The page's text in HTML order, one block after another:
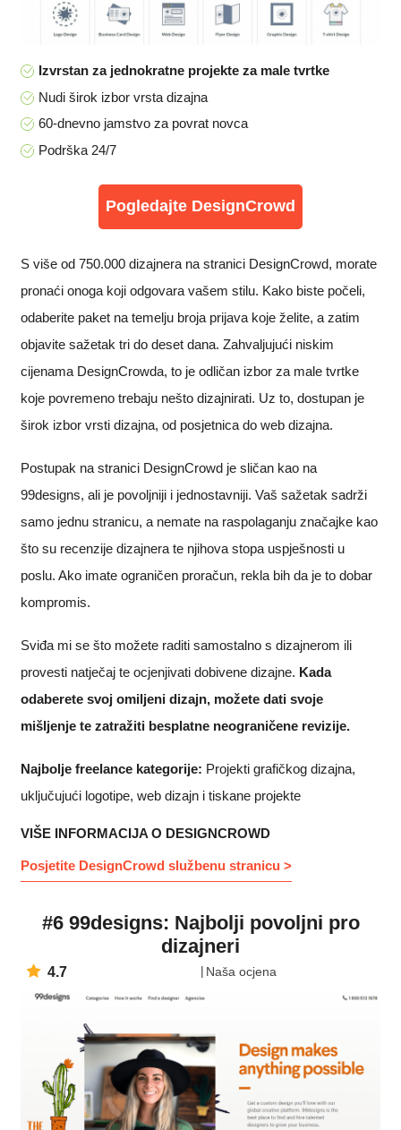
Izvrstan za jednokratne projekte za male tvrtke
Nudi širok izbor vrsta dizajna
60-dnevno jamstvo za povrat novca
Podrška 24/7
Pogledajte DesignCrowd
S više od 750.000 dizajnera na stranici DesignCrowd, morate
pronaći onoga koji odgovara vašem stilu. Kako biste počeli,
odaberite paket na temelju broja prijava koje želite, a zatim
objavite sažetak tri do deset dana. Zahvaljujući niskim
cijenama DesignCrowda, to je odličan izbor za male tvrtke
koje povremeno trebaju nešto dizajnirati. Uz to, dostupan je
širok izbor vrsti dizajna, od posjetnica do web dizajna.
Postupak na stranici DesignCrowd je sličan kao na
99designs, ali je povoljniji i jednostavniji. Vaš sažetak sadrži
samo jednu stranicu, a nemate na raspolaganju značajke kao
što su recenzije dizajnera te njihova stopa uspješnosti u
poslu. Ako imate ograničen proračun, rekla bih da je to dobar
kompromis.
Sviđa mi se što možete raditi samostalno s dizajnerom ili
provesti natječaj te ocjenjivati dobivene dizajne. Kada
odaberete svoj omiljeni dizajn, možete dati svoje
mišljenje te zatražiti besplatne neograničene revizije.
Najbolje freelance kategorije: Projekti grafičkog dizajna,
uključujući logotipe, web dizajn i tiskane projekte
VIŠE INFORMACIJA O DESIGNCROWD
Posjetite DesignCrowd službenu stranicu >
#6 99designs: Najbolji povoljni pro
dizajneri
4.7 Naša ocjena